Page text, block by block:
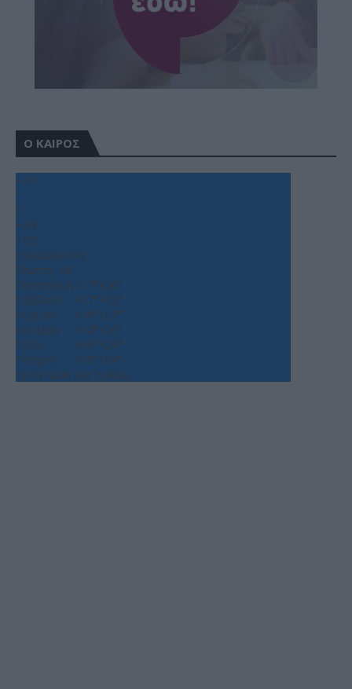
Ο ΚΑΙΡΟΣ
+34
°
C
+34°
+25°
Θεσσαλονίκη
Πέμπτη, 06
Παρασκευή+37°+26°
Σάββατο
+37°+25°
Κυριακή
+38°+27°
Δευτέρα
+34°+26°
Τρίτη
+36°+24°
Τετάρτη
+36°+24°
Πρόγνωση για 7 μέρες